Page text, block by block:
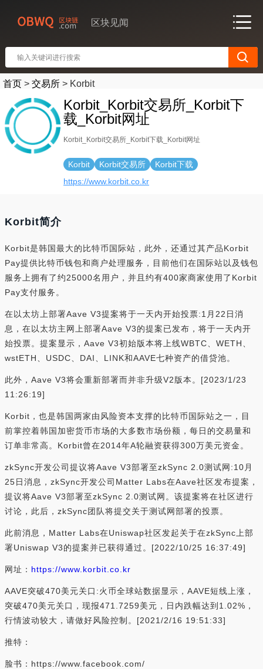
区块见闻
首页 > 交易所 > Korbit
Korbit_Korbit交易所_Korbit下
载_Korbit网址
Korbit_Korbit交易所_Korbit下载_Korbit网址
Korbit Korbit交易所
Korbit下载
https://www.korbit.co.kr
Korbit简介
Korbit是韩国最大的比特币国际站，此外，还通过其产品Korbit
Pay提供比特币钱包和商户处理服务，目前他们在国际站以及钱包
服务上拥有了约25000名用户，并且约有400家商家使用了Korbit
Pay支付服务。
在以太坊上部署Aave V3提案将于一天内开始投票:1月22日消
息，在以太坊主网上部署Aave V3的提案已发布，将于一天内开
始投票。提案显示，Aave V3初始版本将上线WBTC、WETH、
wstETH、USDC、DAI、LINK和AAVE七种资产的借贷池。
此外，Aave V3将会重新部署而并非升级V2版本。[2023/1/23
11:26:19]
Korbit，也是韩国两家由风险资本支撑的比特币国际站之一，目
前掌控着韩国加密货币市场的大多数市场份额，每日的交易量和
订单非常高。Korbit曾在2014年A轮融资获得300万美元资金。
zkSync开发公司提议将Aave V3部署至zkSync 2.0测试网:10月
25日消息，zkSync开发公司Matter Labs在Aave社区发布提案，
提议将Aave V3部署至zkSync 2.0测试网。该提案将在社区进行
讨论，此后，zkSync团队将提交关于测试网部署的投票。
此前消息，Matter Labs在Uniswap社区发起关于在zkSync上部
署Uniswap V3的提案并已获得通过。[2022/10/25 16:37:49]
网址： https://www.korbit.co.kr
AAVE突破470美元关口:火币全球站数据显示，AAVE短线上涨，
突破470美元关口，现报471.7259美元，日内跌幅达到1.02%，
行情波动较大，请做好风险控制。[2021/2/16 19:51:33]
推特：
脸书：https://www.facebook.com/